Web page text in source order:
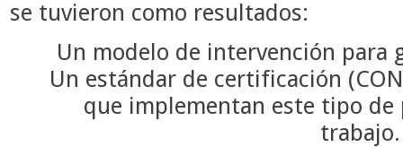
se tuvieron como resultados:
Un modelo de intervención para
Un estándar de certificación
que implementan este tipo de
trabajo.